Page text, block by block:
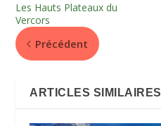
Les Hauts Plateaux du
Vercors
Précédent
ARTICLES SIMILAIRES